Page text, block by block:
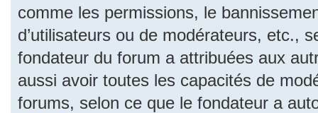
comme les permissions, le
d’utilisateurs ou de modérateurs, etc.,
fondateur du forum a attribuées aux
aussi avoir toutes les capacités de
forums, selon ce que le fondateur a